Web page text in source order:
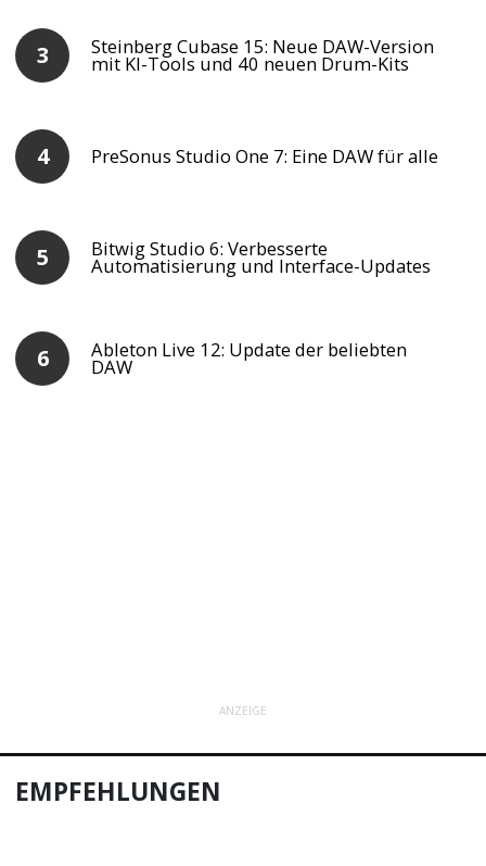
Steinberg Cubase 15: Neue DAW-Version
mit KI-Tools und 40 neuen Drum-Kits
PreSonus Studio One 7: Eine DAW für alle
Bitwig Studio 6: Verbesserte
Automatisierung und Interface-Updates
Ableton Live 12: Update der beliebten
DAW
ANZEIGE
EMPFEHLUNGEN